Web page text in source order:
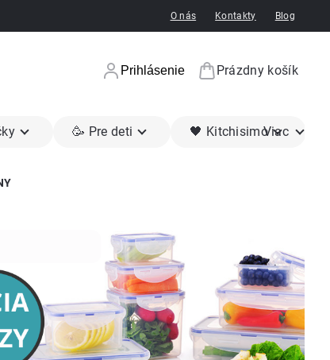
O nás Kontakty Blog
Prihlásenie
Nákupný
Prázdny košík
🥳 Pre deti 🖤 KitchisimoViac